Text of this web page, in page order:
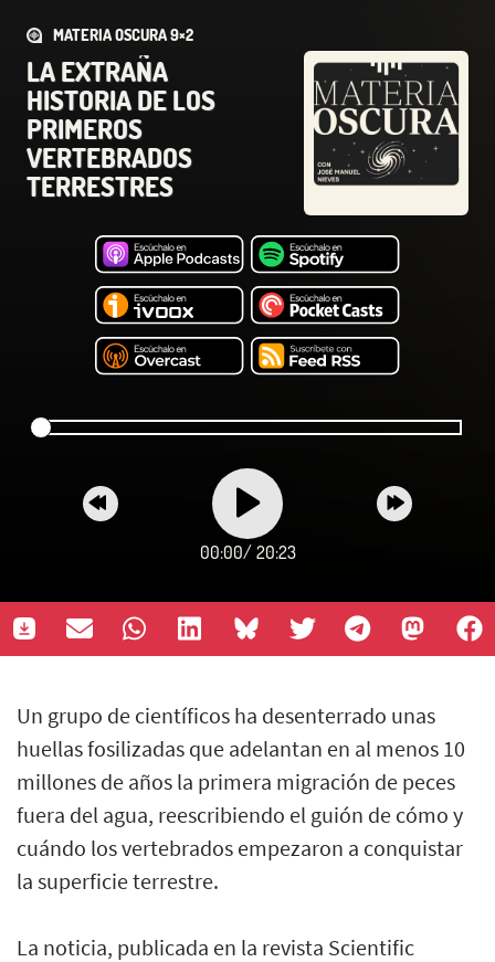
MATERIA OSCURA 9×2
LA EXTRAÑA
HISTORIA DE LOS
PRIMEROS
VERTEBRADOS
TERRESTRES
00:00/ 20:23
Un grupo de científicos ha desenterrado unas
huellas fosilizadas que adelantan en al menos 10
millones de años la primera migración de peces
fuera del agua, reescribiendo el guión de cómo y
cuándo los vertebrados empezaron a conquistar
la superficie terrestre.
La noticia, publicada en la revista Scientific